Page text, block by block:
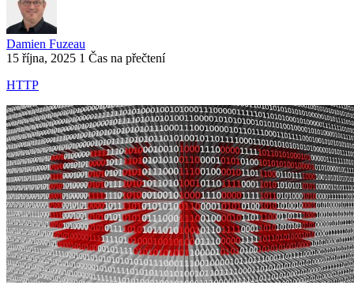
Damien Fuzeau
15 října, 2025 1 Čas na přečtení
HTTP